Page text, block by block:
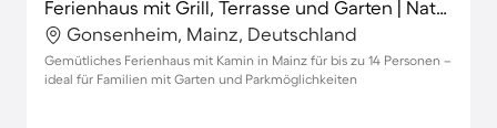
Ferienhaus mit Grill, Terrasse und Garten | Naturblick
Gonsenheim, Mainz, Deutschland
Gemütliches Ferienhaus mit Kamin in Mainz für bis zu 14 Personen –
ideal für Familien mit Garten und Parkmöglichkeiten